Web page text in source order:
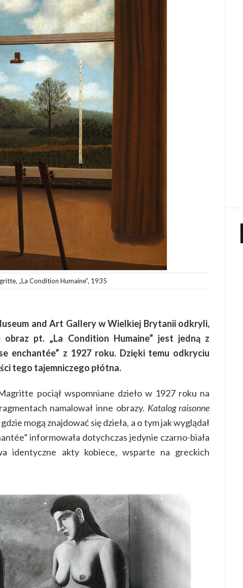
„La Condition Humaine”, 1935
and Art Gallery w Wielkiej Brytanii odkryli,
pt. „La Condition Humaine” jest jedną z
enchantée” z 1927 roku. Dzięki temu odkryciu
tego tajemniczego płótna.
pociął wspomniane dzieło w 1927 roku na
namalował inne obrazy. Katalog raisonne
mogą znajdować się dzieła, a o tym jak wyglądał
informowała dotychczas jedynie czarno-biała
identyczne akty kobiece, wsparte na greckich